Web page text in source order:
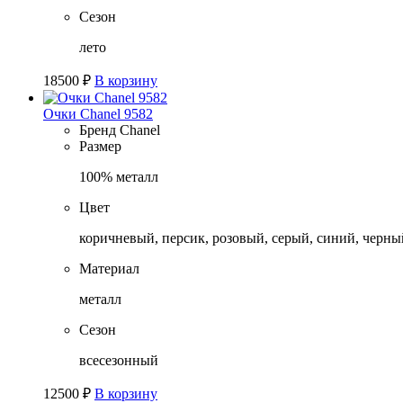
Сезон
лето
18500 ₽ В корзину
Очки Chanel 9582
Бренд Chanel
Размер
100% металл
Цвет
коричневый, персик, розовый, серый, синий,
Материал
металл
Сезон
всесезонный
12500 ₽ В корзину